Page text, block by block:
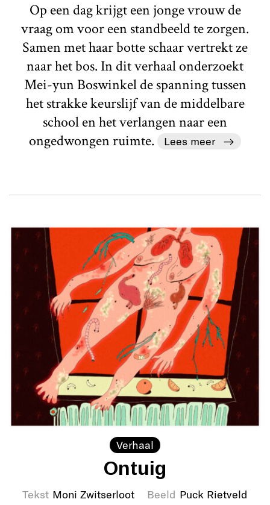
Op een dag krijgt een jonge vrouw de
vraag om voor een standbeeld te zorgen.
Samen met haar botte schaar vertrekt ze
naar het bos. In dit verhaal onderzoekt
Mei-yun Boswinkel de spanning tussen
het strakke keurslijf van de middelbare
school en het verlangen naar een
ongedwongen ruimte.
Lees meer
Verhaal
Ontuig
Tekst Moni Zwitserloot Beeld Puck Rietveld